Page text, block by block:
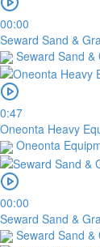
00:00
Seward Sand &
Seward Sand &
0:47
Oneonta Heavy
Oneonta
00:00
Seward Sand &
Seward Sand &